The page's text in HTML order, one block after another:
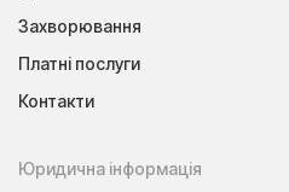
Захворювання
Платні послуги
Контакти
Юридична інформація